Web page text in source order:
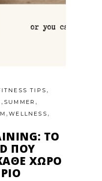
TIPS ,
, SUMMER ,
,WELLNESS ,
ΤΟ
ΠΟΥ
ΧΏΡΟ